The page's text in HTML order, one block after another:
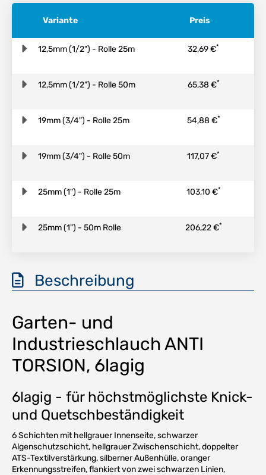
Variante Preis
12,5mm (1/2") - Rolle 25m 32,69 €*
12,5mm (1/2") - Rolle 50m 65,38 €*
19mm (3/4") - Rolle 25m 54,88 €*
19mm (3/4") - Rolle 50m 117,07 €*
25mm (1") - Rolle 25m 103,10 €*
25mm (1") - 50m Rolle 206,22 €*
Beschreibung
Garten- und
Industrieschlauch ANTI
TORSION, 6lagig
6lagig - für höchstmöglichste Knick-
und Quetschbeständigkeit
6 Schichten mit hellgrauer Innenseite, schwarzer
Algenschutzschicht, hellgrauer Zwischenschicht, doppelter
ATS-Textilverstärkung, silberner Außenhülle, oranger
Erkennungsstreifen, flankiert von zwei schwarzen Linien,